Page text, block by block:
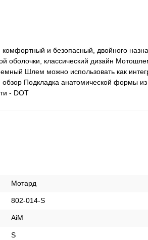
и безопасный, двойного
классический дизайн
Шлем можно использовать как
Подкладка анатомической формы
- DOT
Мотард
802-014-S
AiM
S